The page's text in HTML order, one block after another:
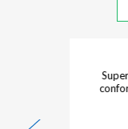
Super
confort,